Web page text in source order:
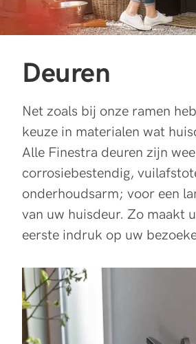
Deuren
Net zoals bij onze ramen
keuze in materialen wat
Alle Finestra deuren zijn
corrosiebestendig,
onderhoudsarm; voor een
van uw huisdeur. Zo maakt
eerste indruk op uw